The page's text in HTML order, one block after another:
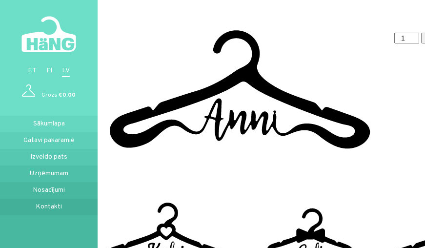
ET FI LV
Grozs€0.00
Sākumlapa
Gatavi pakaramie
Izveido pats
Uzņēmumam
Nosacījumi
Kontakti
Anni
daudzums